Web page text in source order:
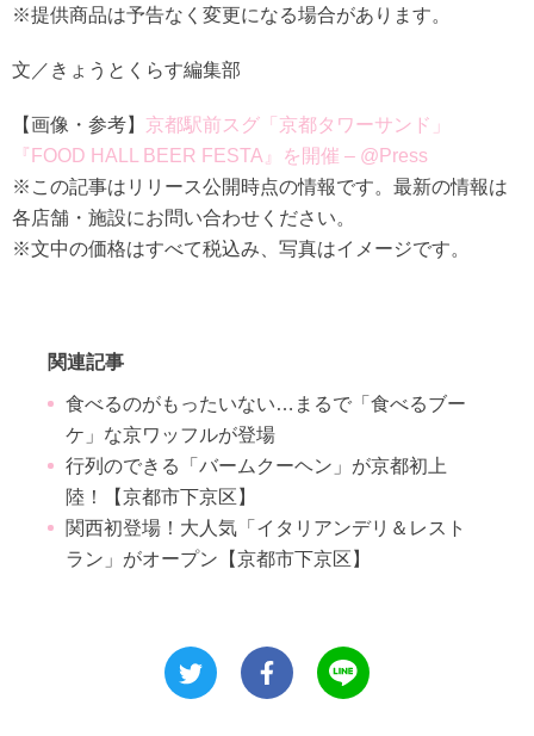
※提供商品は予告なく変更になる場合があります。
文／きょうとくらす編集部
【画像・参考】 京都駅前スグ「京都タワーサンド」
『FOOD HALL BEER FESTA』を開催 – @Press
※この記事はリリース公開時点の情報です。最新の情報は
各店舗・施設にお問い合わせください。
※文中の価格はすべて税込み、写真はイメージです。
関連記事
食べるのがもったいない…まるで「食べるブー
ケ」な京ワッフルが登場
行列のできる「バームクーヘン」が京都初上
陸！【京都市下京区】
関西初登場！大人気「イタリアンデリ＆レスト
ラン」がオープン【京都市下京区】